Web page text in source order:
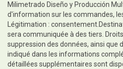
Milimetrado Diseño y Producción
d'information sur les commandes,
Légitimation :
sera communiquée à des tiers.
suppression des données, ainsi que
indiqué dans les informations
détaillées supplémentaires sont